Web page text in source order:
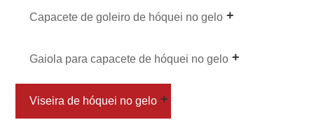
Capacete de goleiro de hóquei no gelo
Gaiola para capacete de hóquei no gelo
Viseira de hóquei no gelo